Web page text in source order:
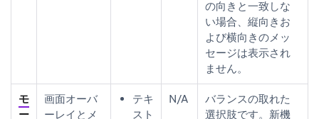
の向きと一致しな
い場合、縦向きお
よび横向きのメッ
セージは表示され
ません。
モ
ー
画面オーバ
ーレイとメ
テキ
スト
N/A
バランスの取れた
選択肢です。新機